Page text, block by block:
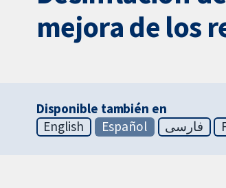
mejora de los
Disponible también en
English
Español فارسی